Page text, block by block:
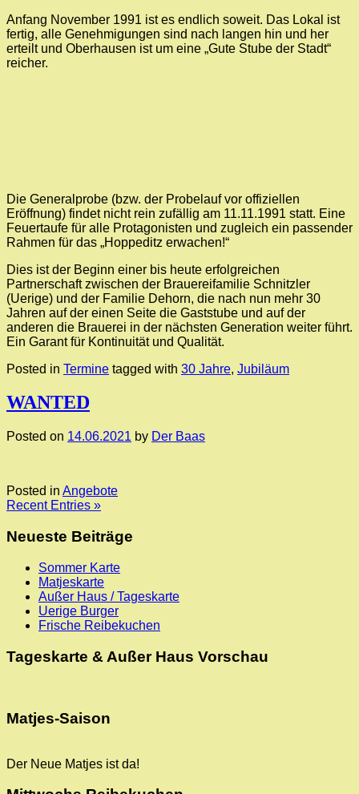
Anfang November 1991 ist es endlich soweit. Das Lokal ist
fertig, alle Genehmigungen sind nach langen hin und her
erteilt und Oberhausen ist um eine „Gute Stube der Stadt“
reicher.
Die Generalprobe (bzw. der Probelauf vor offiziellen
Eröffnung) findet nicht rein zufällig am 11.11.1991 statt. Eine
Feuertaufe für alle Protagonisten und zugleich ein passender
Rahmen für das „Hoppeditz erwachen!“
Dies ist der Beginn einer bis heute erfolgreichen
Partnerschaft zwischen der Brauereifamilie Schnitzler
(Uerige) und der Familie Dehorn, die nach nun mehr 30
Jahren auf der einen Seite die Gaststube und auf der
anderen die Brauerei in der nächsten Generation weiter führt.
Ein Garant für Kontinuität und Qualität.
Posted in Termine tagged with 30 Jahre, Jubiläum
WANTED
Posted on 14.06.2021 by Der Baas
Posted in Angebote
Recent Entries »
Neueste Beiträge
Sommer Karte
Matjeskarte
Außer Haus / Tageskarte
Uerige Burger
Frische Reibekuchen
Tageskarte & Außer Haus Vorschau
Matjes-Saison
Der Neue Matjes ist da!